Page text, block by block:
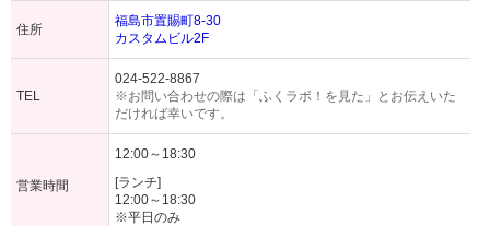
住所
福島市置賜町8-30
カスタムビル2F
TEL
024-522-8867
※お問い合わせの際は「ふくラボ！を見た」とお伝えいた
だければ幸いです。
営業時間
12:00～18:30
[ランチ]
12:00～18:30
※平日のみ